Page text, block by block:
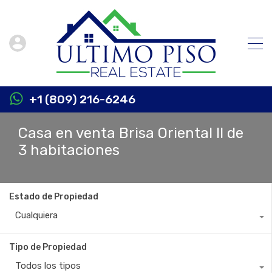
+1 (809) 216-6246
Casa en venta Brisa Oriental II de
3 habitaciones
Estado de Propiedad
Cualquiera
Tipo de Propiedad
Todos los tipos